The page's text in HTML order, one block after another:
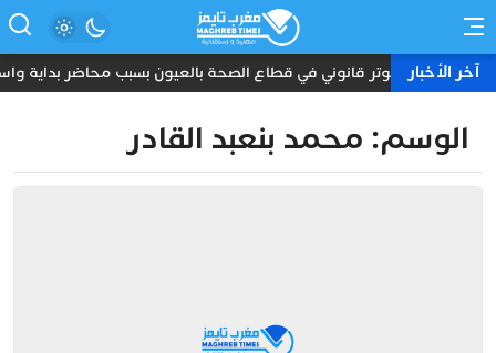
آخر الأخبار توتر قانوني في قطاع الصحة بالعيون بسبب محاضر بداية
الوسم: محمد بنعبد القادر